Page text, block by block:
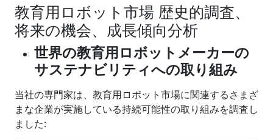
教育用ロボット市場 歴史的調査、
将来の機会、成長傾向分析
世界の教育用ロボットメーカーの
サステナビリティへの取り組み
当社の専門家は、教育用ロボット市場に関連するさまざ
まな企業が実施している持続可能性の取り組みを調査し
ました: